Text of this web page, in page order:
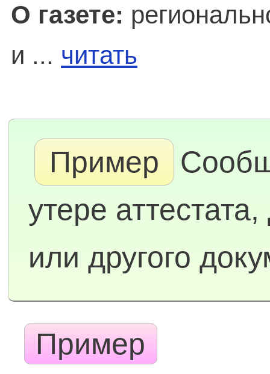
О газете:
и ... читать
Пример
утере
или другого
Пример